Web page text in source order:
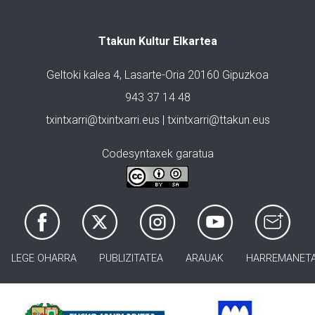
Ttakun Kultur Elkartea
Geltoki kalea 4, Lasarte-Oria 20160 Gipuzkoa
943 37 14 48
txintxarri@txintxarri.eus | txintxarri@ttakun.eus
Codesyntaxek garatua
LEGE OHARRA PUBLIZITATEA ARAUAK